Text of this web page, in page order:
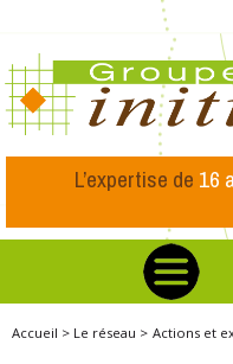
L’expertise de 16
Accueil > Le réseau > Actions et